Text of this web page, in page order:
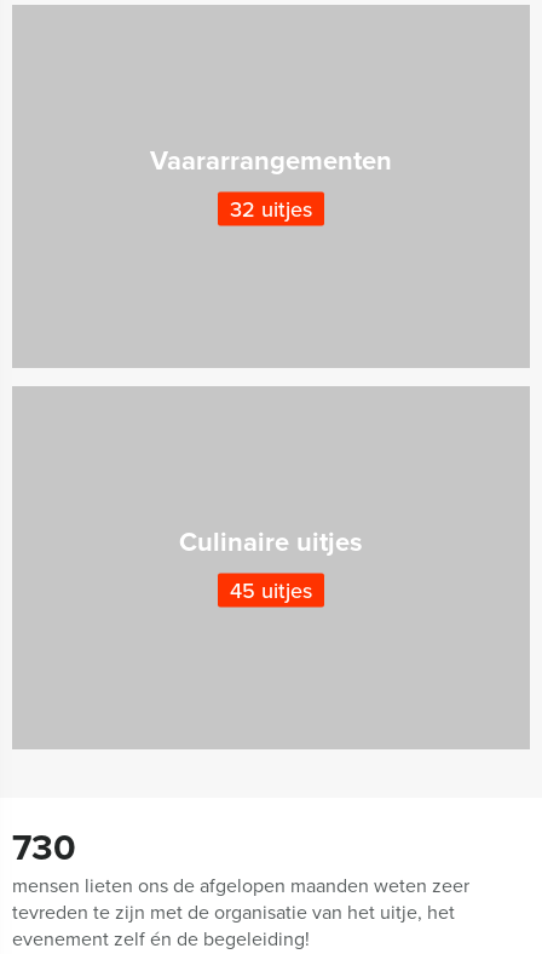
Vaararrangementen
32 uitjes
Culinaire uitjes
45 uitjes
730
mensen lieten ons de afgelopen maanden weten zeer
tevreden te zijn met de organisatie van het uitje, het
evenement zelf én de begeleiding!